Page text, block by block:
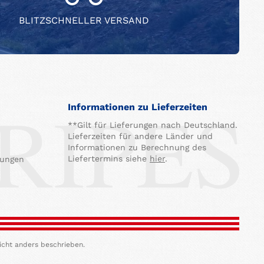
BLITZSCHNELLER VERSAND
Informationen zu Lieferzeiten
**Gilt für Lieferungen nach Deutschland.
Lieferzeiten für andere Länder und
Informationen zu Berechnung des
Liefertermins siehe hier.
anders beschrieben.